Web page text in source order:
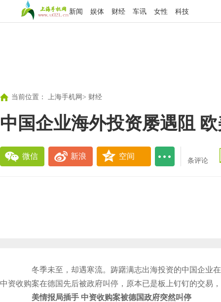
新闻 娱体 财经 车讯 女性 科技
当前位置： 上海手机网 > 财经
中国企业海外投资屡遇阻
微信 新浪 空间
条评论
冬季未至，却遇寒流。踌躇满志出海投资的中国企业在
中资收购案在德国先后被政府叫停，原本已是板上钉钉的交易
美情报局插手 中资收购案被德国政府突然叫停